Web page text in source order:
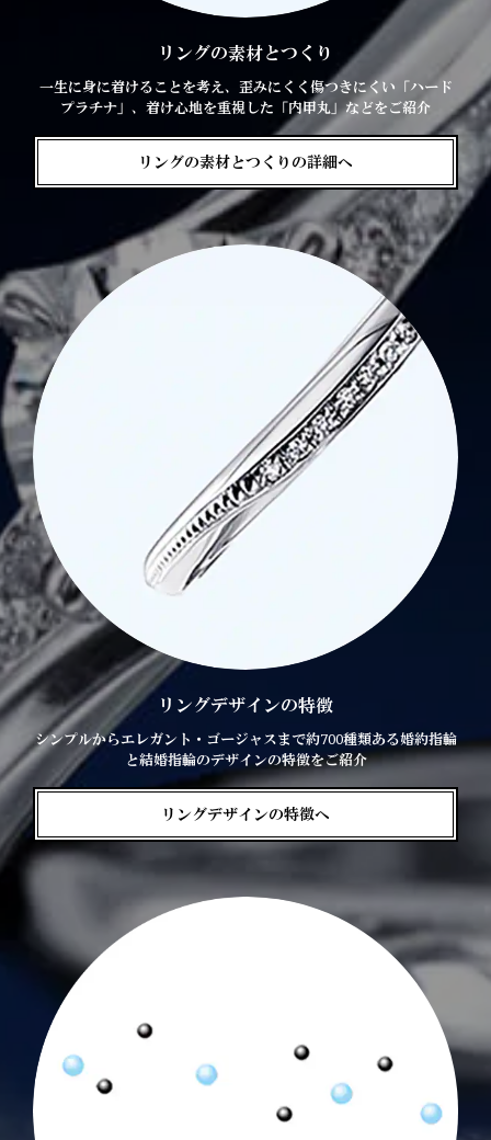
リングの素材とつくり
一生に身に着けることを考え、歪みにくく傷つきにくい「ハード
プラチナ」、着け心地を重視した「内甲丸」などをご紹介
リングの素材とつくりの詳細へ
リングデザインの特徴
シンプルからエレガント・ゴージャスまで約700種類ある婚約指輪
と結婚指輪のデザインの特徴をご紹介
リングデザインの特徴へ